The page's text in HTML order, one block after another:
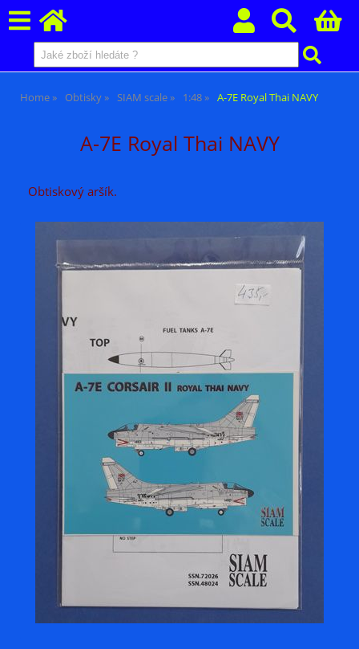
Home Obtisky SIAM scale 1:48 A-7E Royal Thai NAVY
A-7E Royal Thai NAVY
Obtiskový aršík.